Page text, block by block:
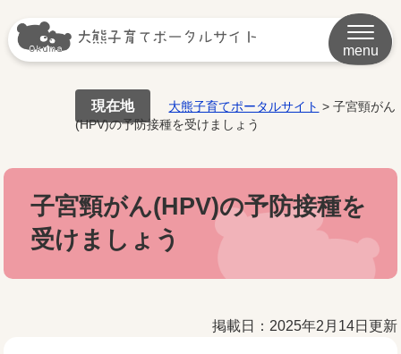
menu
現在地 大熊子育てポータルサイト >子宮頸がん
(HPV)の予防接種を受けましょう
子宮頸がん(HPV)の予防接種を
受けましょう
掲載日：2025年2月14日更新